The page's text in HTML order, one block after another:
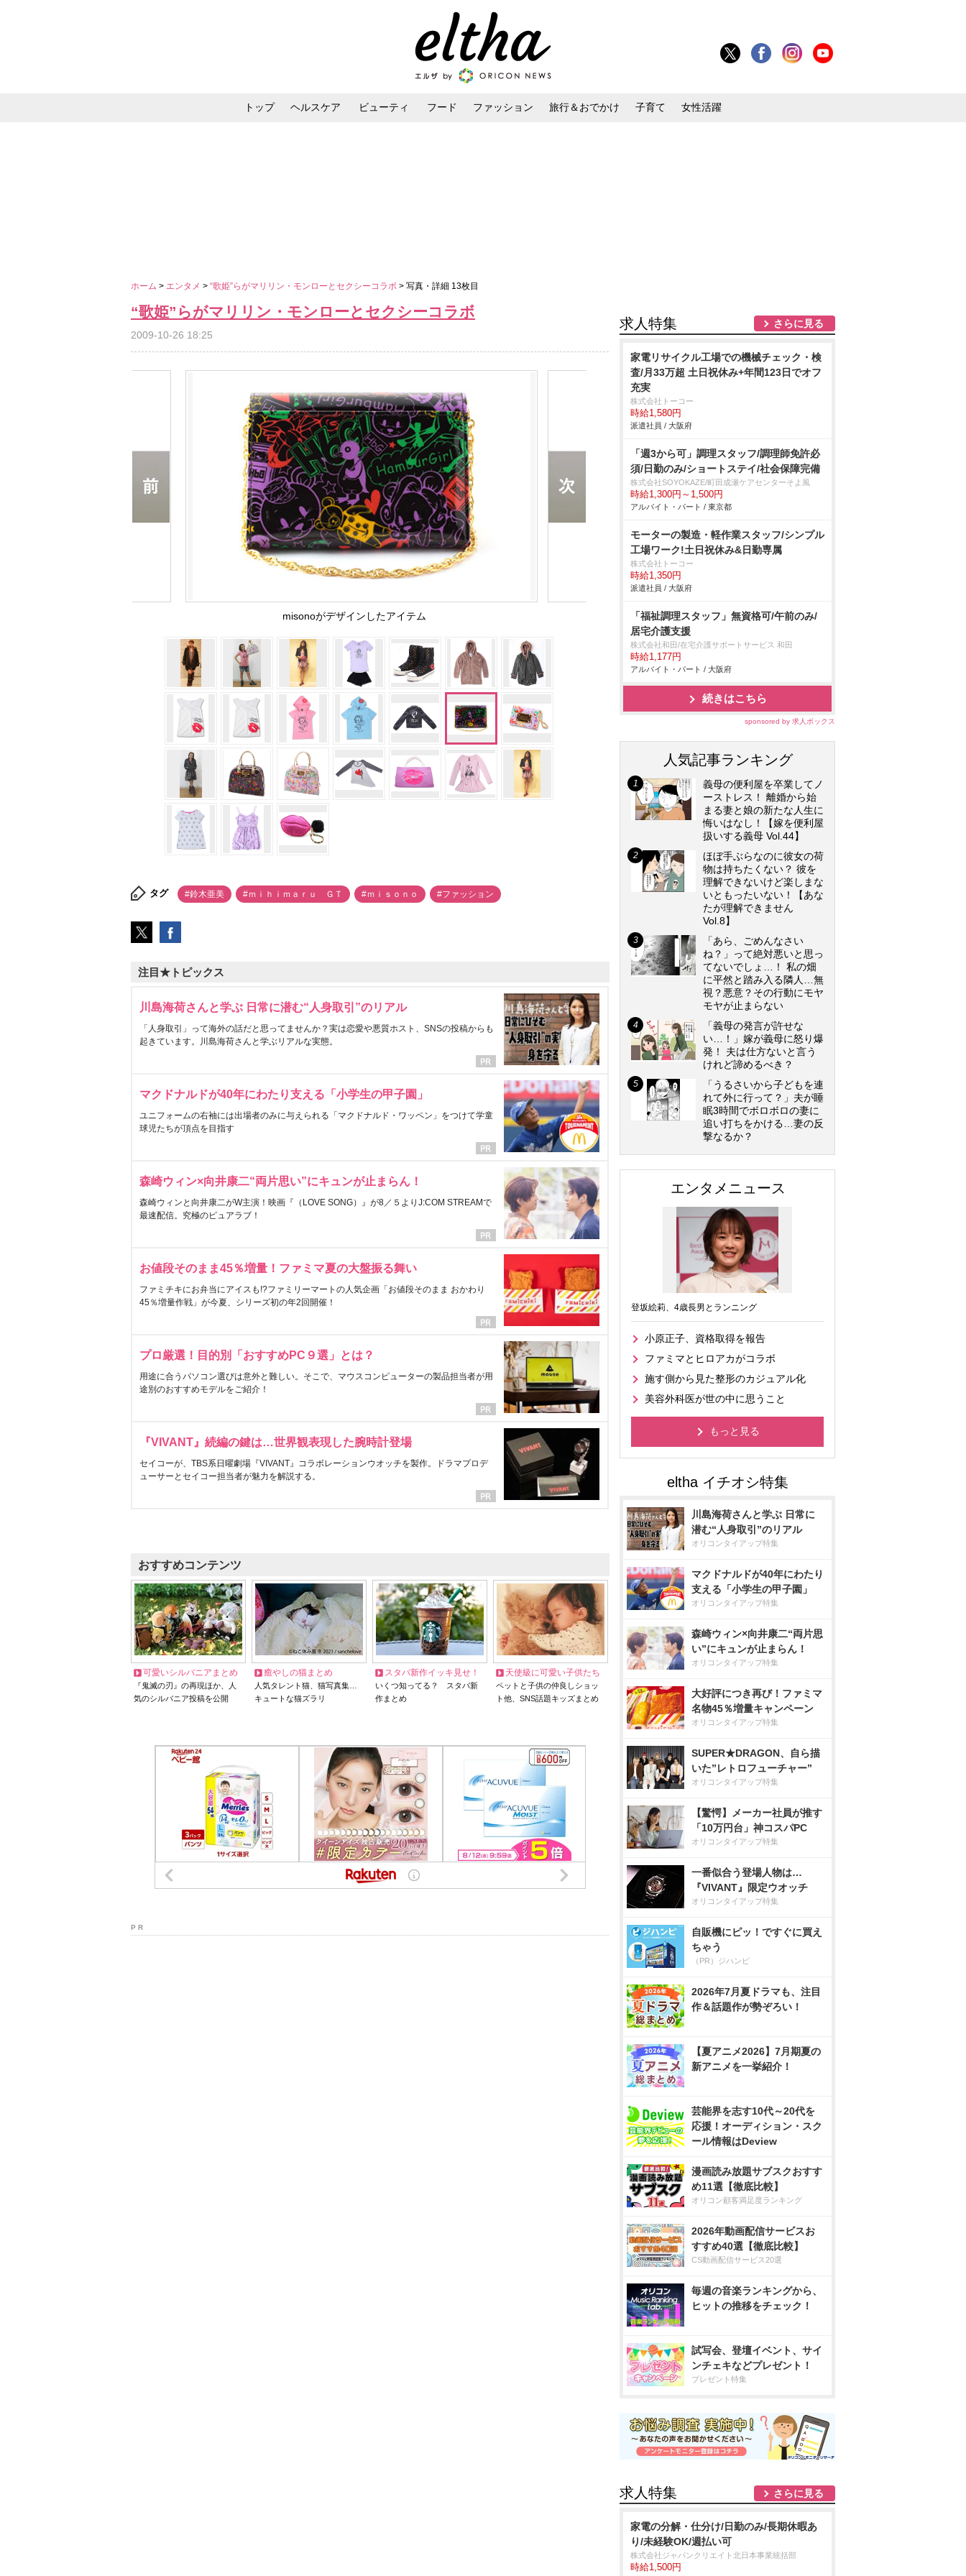
トップ ヘルスケア ビューティ フード ファッション 旅行＆おでかけ 子育て 女性活躍
ホーム > エンタメ > “歌姫”らがマリリン・モンローとセクシーコラボ > 写真・詳細 13枚目
“歌姫”らがマリリン・モンローとセクシーコラボ
2009-10-26 18:25
misonoがデザインしたアイテム
タグ #鈴木亜美 #ｍｉｈｉｍａｒｕ ＧＴ #ｍｉｓｏｎｏ #ファッション
注目★トピックス
川島海荷さんと学ぶ 日常に潜む“人身取引”のリアル
「人身取引」って海外の話だと思ってませんか？実は恋愛や悪質ホスト、SNSの投稿からも
起きています。川島海荷さんと学ぶリアルな実態。
マクドナルドが40年にわたり支える「小学生の甲子園」
ユニフォームの右袖には出場者のみに与えられる「マクドナルド・ワッペン」をつけて学童
球児たちが頂点を目指す
森崎ウィン×向井康二“両片思い”にキュンが止まらん！
森崎ウィンと向井康二がW主演！映画『（LOVE SONG）』が8／５よりJ:COM STREAMで
最速配信。究極のピュアラブ！
お値段そのまま45％増量！ファミマ夏の大盤振る舞い
ファミチキにお弁当にアイスも!?ファミリーマートの人気企画「お値段そのまま おかわり
45％増量作戦」が今夏、シリーズ初の年2回開催！
プロ厳選！目的別「おすすめPC９選」とは？
用途に合うパソコン選びは意外と難しい。そこで、マウスコンピューターの製品担当者が用
途別のおすすめモデルをご紹介！
『VIVANT』続編の鍵は…世界観表現した腕時計登場
セイコーが、TBS系日曜劇場『VIVANT』コラボレーションウオッチを製作。ドラマプロデ
ューサーとセイコー担当者が魅力を解説する。
おすすめコンテンツ
可愛いシルバニアまとめ
『鬼滅の刃』の再現ほか、人
気のシルバニア投稿を公開
癒やしの猫まとめ
人気タレント猫、猫写真集…
キュートな猫ズラリ
スタバ新作イッキ見せ！
いくつ知ってる？ スタバ新
作まとめ
天使級に可愛い子供たち
ペットと子供の仲良しショッ
ト他、SNS話題キッズまとめ
P R
求人特集 さらに見る
家電リサイクル工場での機械チェック・検
査/月33万超 土日祝休み+年間123日でオフ
充実
株式会社トーコー
時給1,580円
派遣社員 / 大阪府
「週3から可」調理スタッフ/調理師免許必
須/日勤のみ/ショートステイ/社会保障完備
株式会社SOYOKAZE/町田成瀬ケアセンターそよ風
時給1,300円～1,500円
アルバイト・パート / 東京都
モーターの製造・軽作業スタッフ/シンプル
工場ワーク!土日祝休み&日勤専属
株式会社トーコー
時給1,350円
派遣社員 / 大阪府
「福祉調理スタッフ」無資格可/午前のみ/
居宅介護支援
株式会社和田/在宅介護サポートサービス 和田
時給1,177円
アルバイト・パート / 大阪府
続きはこちら
sponsored by 求人ボックス
人気記事ランキング
義母の便利屋を卒業してノ
ーストレス！ 離婚から始
まる妻と娘の新たな人生に
悔いはなし！【嫁を便利屋
扱いする義母 Vol.44】
ほぼ手ぶらなのに彼女の荷
物は持ちたくない？ 彼を
理解できないけど楽しまな
いともったいない！【あな
たが理解できません
Vol.8】
「あら、ごめんなさい
ね？」って絶対悪いと思っ
てないでしょ…！ 私の畑
に平然と踏み入る隣人…無
視？悪意？その行動にモヤ
モヤが止まらない
「義母の発言が許せな
い…！」嫁が義母に怒り爆
発！ 夫は仕方ないと言う
けれど諦めるべき？
「うるさいから子どもを連
れて外に行って？」夫が睡
眠3時間でボロボロの妻に
追い打ちをかける…妻の反
撃なるか？
エンタメニュース
登坂絵莉、4歳長男とランニング
小原正子、資格取得を報告
ファミマとヒロアカがコラボ
施す側から見た整形のカジュアル化
美容外科医が世の中に思うこと
もっと見る
川島海荷さんと学ぶ 日常に
潜む“人身取引”のリアル
オリコンタイアップ特集
マクドナルドが40年にわたり
支える「小学生の甲子園」
オリコンタイアップ特集
森崎ウィン×向井康二“両片思
い”にキュンが止まらん！
オリコンタイアップ特集
大好評につき再び！ファミマ
名物45％増量キャンペーン
オリコンタイアップ特集
SUPER★DRAGON、自ら描
いた”レトロフューチャー”
オリコンタイアップ特集
【驚愕】メーカー社員が推す
「10万円台」神コスパPC
オリコンタイアップ特集
一番似合う登場人物は…
『VIVANT』限定ウオッチ
オリコンタイアップ特集
自販機にピッ！ですぐに買え
ちゃう
（PR）ジハンピ
2026年7月夏ドラマも、注目
作＆話題作が勢ぞろい！
【夏アニメ2026】7月期夏の
新アニメを一挙紹介！
芸能界を志す10代～20代を
応援！オーディション・スク
ール情報はDeview
漫画読み放題サブスクおすす
め11選【徹底比較】
オリコン顧客満足度ランキング
2026年動画配信サービスお
すすめ40選【徹底比較】
CS動画配信サービス20選
毎週の音楽ランキングから、
ヒットの推移をチェック！
試写会、登壇イベント、サイ
ンチェキなどプレゼント！
プレゼント特集
求人特集 さらに見る
家電の分解・仕分け/日勤のみ/長期休暇あ
り/未経験OK/週払い可
株式会社ジャパンクリエイト北日本事業統括部
時給1,500円